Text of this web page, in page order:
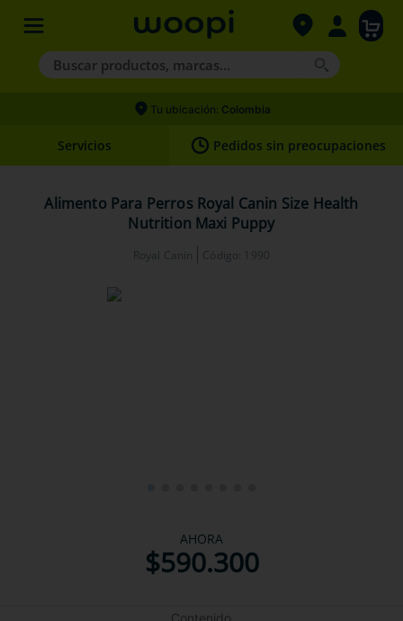
Buscar productos, marcas...
Términos más buscados
2.
hills
nexgard
Tu ubicación: Colombia
Servicios Pedidos sin preocupaciones
Alimento Para Perros Royal Canin Size Health
Nutrition Maxi Puppy
Royal Canin Código: 1990
AHORA
$590.300